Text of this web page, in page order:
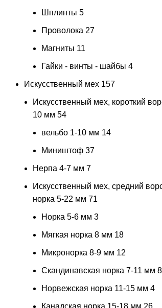
Шплинты 5
Проволока 27
Магниты 11
Гайки - винты - шайбы 4
Искусственный мех 157
Искусственный мех, короткий
10 мм 54
вельбо 1-10 мм 14
Миништоф 37
Нерпа 4-7 мм 7
Искусственный мех, средний
норка 5-22 мм 71
Норка 5-6 мм 3
Мягкая норка 8 мм 18
Микронорка 8-9 мм 12
Скандинавская норка 7-11 мм 8
Норвежская норка 11-15 мм 4
Канадская норка 15-18 мм 26